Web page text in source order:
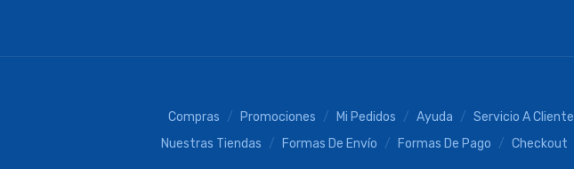
Compras Promociones Mi Pedidos Ayuda Servicio A Cliente
Nuestras Tiendas
Formas De Envío Formas De Pago Checkout